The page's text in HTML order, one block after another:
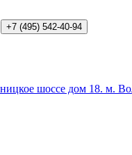
+7 (495) 542-40-94
шоссе дом 18. м.